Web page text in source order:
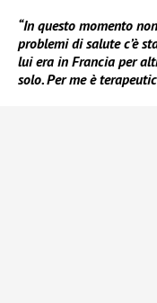
“In questo momento
problemi di salute c’è
lui era in Francia per
solo. Per me è